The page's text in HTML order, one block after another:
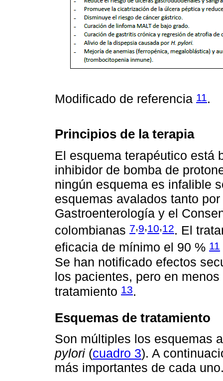
Modificado de referencia 11 .
Principios de la terapia
El esquema terapéutico está
inhibidor de bomba de
ningún esquema es infalible
esquemas avalados tanto
Gastroenterología y el
colombianas 7,9,10,12. El
eficacia de mínimo el 90 % 11
Se han notificado efectos
los pacientes, pero en
tratamiento 13.
Esquemas de tratamiento
Son múltiples los esquemas
pylori (cuadro 3). A
más importantes de cada